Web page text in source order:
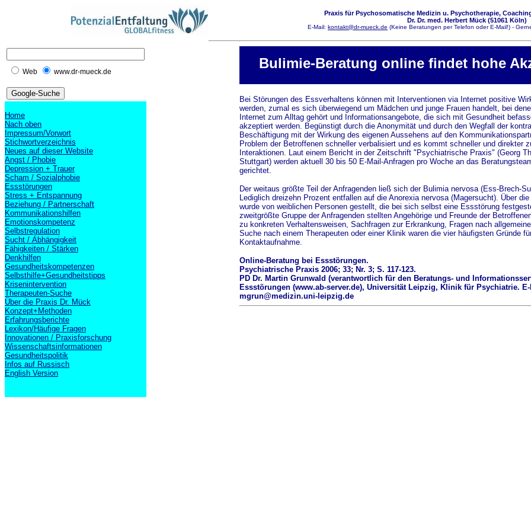
Praxis für Psychosomatische Medizin u. Psychotherapie,
Dr. Dr. med. Herbert Mück (51061 Köln)
E-Mail: kontakt@dr-mueck.de (Keine Beratungen per Telefon oder E-Mail!) -
Web www.dr-mueck.de
Home
Nach oben
Impressum/Vorwort
Stichwortverzeichnis
Neues auf dieser Website
Angst / Phobie
Depression + Trauer
Scham / Sozialphobie
Essstörungen
Stress + Entspannung
Beziehung / Partnerschaft
Kommunikationshilfen
Emotionskompetenz
Selbstregulation
Sucht / Abhängigkeit
Fähigkeiten / Stärken
Denkhilfen
Gesundheitskompetenzen
Selbsthilfe+Gesundheitstipps
Krisenintervention
Therapeuten-Suche
Über die Praxis Dr. Mück
Konzept+Methoden
Erfahrungsberichte
Lexikon/Häufige Fragen
Innovationen / Praxisforschung
Wissenschaftsinformationen
Gesundheitspolitik
Infos auf Russisch
English Version
Bulimie-Beratung online findet hohe
Bei Störungen des Essverhaltens können mit Interventionen via Internet positive
werden, zumal es sich überwiegend um Mädchen und junge Frauen handelt, bei
Internet zum Alltag gehört und Informationsangebote, die sich mit Gesundheit
akzeptiert werden. Begünstigt durch die Anonymität und durch den Wegfall der
Beschäftigung mit der Wirkung des eigenen Aussehens auf den
Problem der Betroffenen schneller verbalisiert und es kommt schneller und direkter
Interaktionen. Laut einem Bericht in der Zeitschrift "Psychiatrische Praxis" (Georg
Stuttgart) werden aktuell 30 bis 50 E-Mail-Anfragen pro Woche an das
gerichtet.
Der weitaus größte Teil der Anfragenden ließ sich der Bulimia nervosa (Ess-Brech-
Lediglich dreizehn Prozent entfallen auf die Anorexia nervosa (Magersucht). Über
wurde von weiblichen Personen gestellt, die bei sich selbst eine Essstörung
zweitgrößte Gruppe der Anfragenden stellten Angehörige und Freunde der
zu konkreten Verhaltensweisen, Sachfragen zur Erkrankung, Fragen nach
Suche nach einem Therapeuten oder einer Klinik waren die vier häufigsten Gründe
Kontaktaufnahme.
Online-Beratung bei Essstörungen.
Psychiatrische Praxis 2006; 33; Nr. 3; S. 117-123.
PD Dr. Martin Grunwald (verantwortlich für den Beratungs- und
Essstörungen (www.ab-server.de), Universität Leipzig, Klinik für Psychiatrie.
mgrun@medizin.uni-leipzig.de